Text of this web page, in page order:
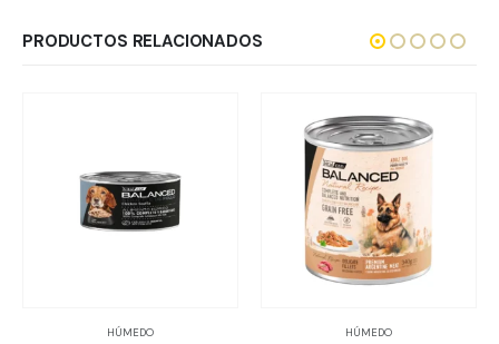
PRODUCTOS RELACIONADOS
HÚMEDO HÚMEDO